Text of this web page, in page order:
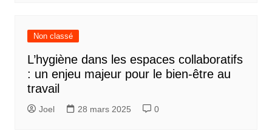
Non classé
L’hygiène dans les espaces collaboratifs
: un enjeu majeur pour le bien-être au
travail
Joel 28 mars 2025 0